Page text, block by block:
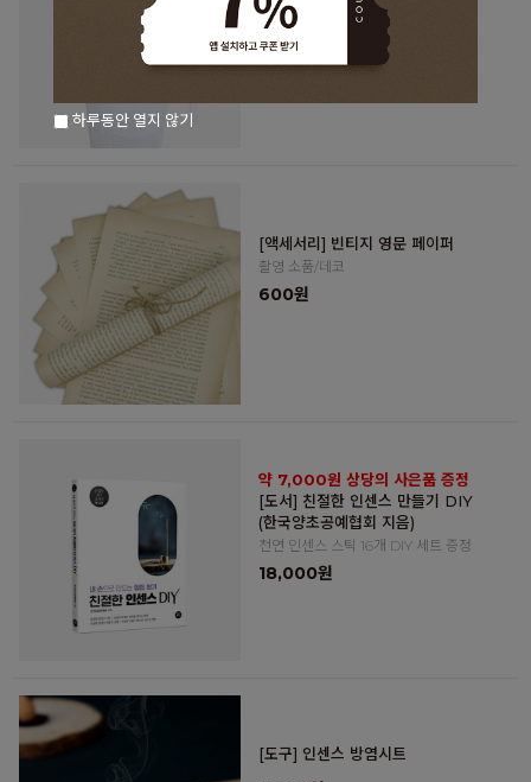
250ml / 500ml / 1L / 2L
1,000원
10원 적립
[액세서리] 빈티지 영문 페이퍼
촬영 소품/데코
600원
약 7,000원 상당의 사은품 증정
[도서] 친절한 인센스 만들기 DIY
(한국양초공예협회 지음)
천연 인센스 스틱 16개 DIY 세트 증정
18,000원
[도구] 인센스 방염시트
하루동안 열지 않기